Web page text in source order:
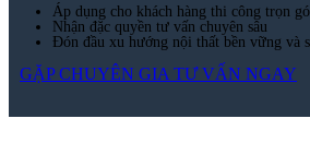
Áp dụng cho khách hàng thi công trọn
Nhận đặc quyền tư vấn chuyên sâu
Đón đầu xu hướng nội thất bền vững và
GẶP CHUYÊN GIA TƯ VẤN NGAY